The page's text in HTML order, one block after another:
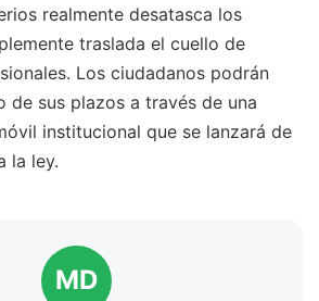
realmente desatasca los
traslada el cuello de
Los ciudadanos podrán
de sus plazos a través de una
institucional que se lanzará de
la ley.
MD